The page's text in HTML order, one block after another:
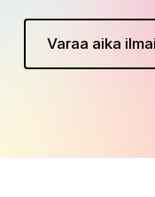
Varaa aika